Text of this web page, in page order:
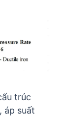
trúc
áp suất